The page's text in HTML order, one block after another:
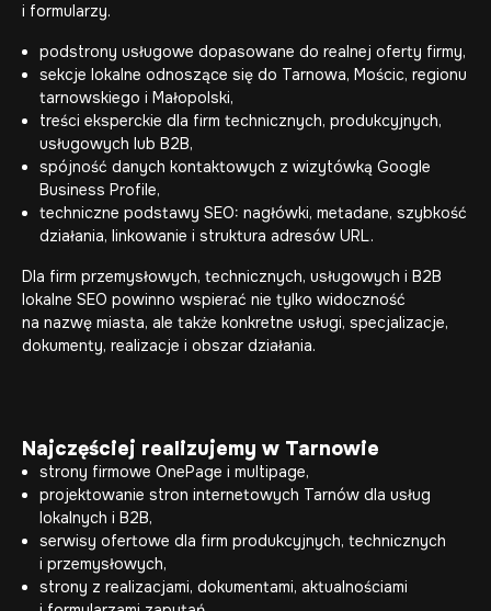
i formularzy.
podstrony usługowe dopasowane do realnej oferty firmy,
sekcje lokalne odnoszące się do Tarnowa, Mościc, regionu
tarnowskiego i Małopolski,
treści eksperckie dla firm technicznych, produkcyjnych,
usługowych lub B2B,
spójność danych kontaktowych z wizytówką Google
Business Profile,
techniczne podstawy SEO: nagłówki, metadane, szybkość
działania, linkowanie i struktura adresów URL.
Dla firm przemysłowych, technicznych, usługowych i B2B
lokalne SEO powinno wspierać nie tylko widoczność
na nazwę miasta, ale także konkretne usługi, specjalizacje,
dokumenty, realizacje i obszar działania.
Najczęściej realizujemy w Tarnowie
strony firmowe OnePage i multipage,
projektowanie stron internetowych Tarnów dla usług
lokalnych i B2B,
serwisy ofertowe dla firm produkcyjnych, technicznych
i przemysłowych,
strony z realizacjami, dokumentami, aktualnościami